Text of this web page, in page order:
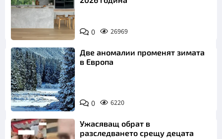
0 26969
Две аномалии променят зимата
в Европа
0 6220
Ужасяващ обрат в
разследването срещу децата